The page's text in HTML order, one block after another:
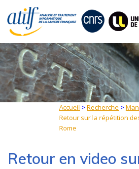
content
Accueil >Recherche >
Retour sur la répétition
Rome
Retour en video